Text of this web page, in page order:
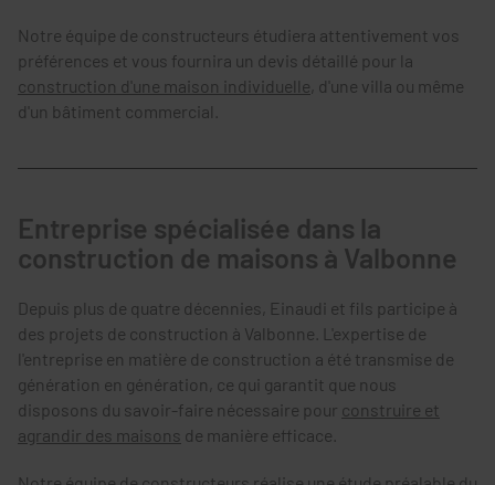
Notre équipe de constructeurs étudiera attentivement vos
préférences et vous fournira un devis détaillé pour la
construction d'une maison individuelle , d'une villa ou même
d'un bâtiment commercial.
Entreprise spécialisée dans la
construction de maisons à Valbonne
Depuis plus de quatre décennies, Einaudi et fils participe à
des projets de construction à Valbonne. L'expertise de
l'entreprise en matière de construction a été transmise de
génération en génération, ce qui garantit que nous
disposons du savoir-faire nécessaire pour construire et
agrandir des maisons de manière efficace.